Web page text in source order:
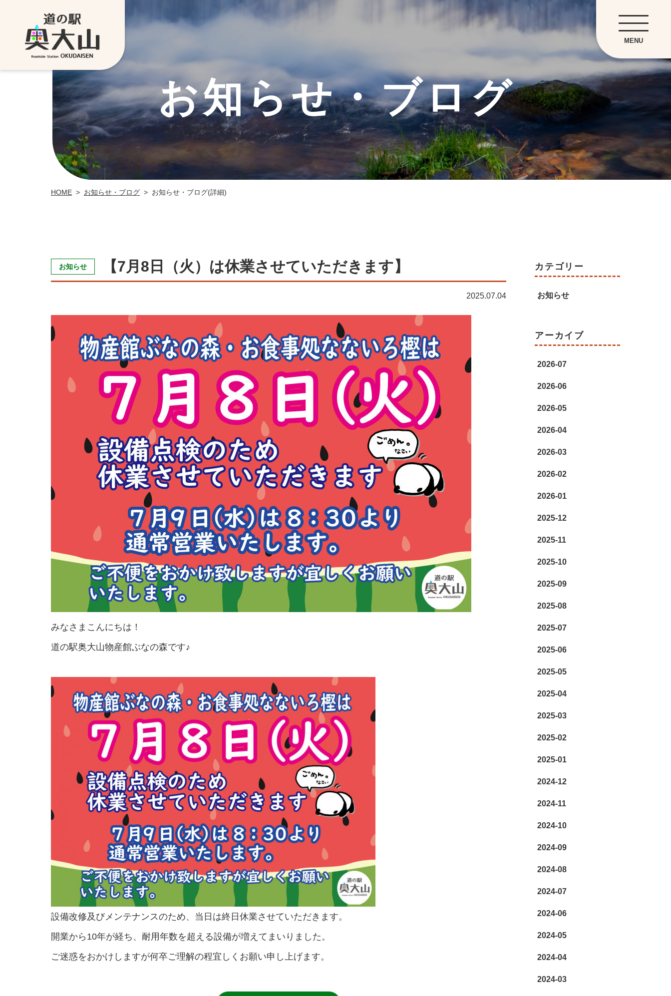
MENU
お知らせ・ブログ
HOME > お知らせ・ブログ > お知らせ・ブログ(詳細)
お知らせ 【7月8日（火）は休業させていただきます】
2025.07.04
みなさまこんにちは！
道の駅奥大山物産館ぶなの森です♪
設備改修及びメンテナンスのため、当日は終日休業させていただきます。
開業から10年が経ち、耐用年数を超える設備が増えてまいりました。
ご迷惑をおかけしますが何卒ご理解の程宜しくお願い申し上げます。
カテゴリー
お知らせ
アーカイブ
2026-07
2026-06
2026-05
2026-04
2026-03
2026-02
2026-01
2025-12
2025-11
2025-10
2025-09
2025-08
2025-07
2025-06
2025-05
2025-04
2025-03
2025-02
2025-01
2024-12
2024-11
2024-10
2024-09
2024-08
2024-07
2024-06
2024-05
2024-04
2024-03